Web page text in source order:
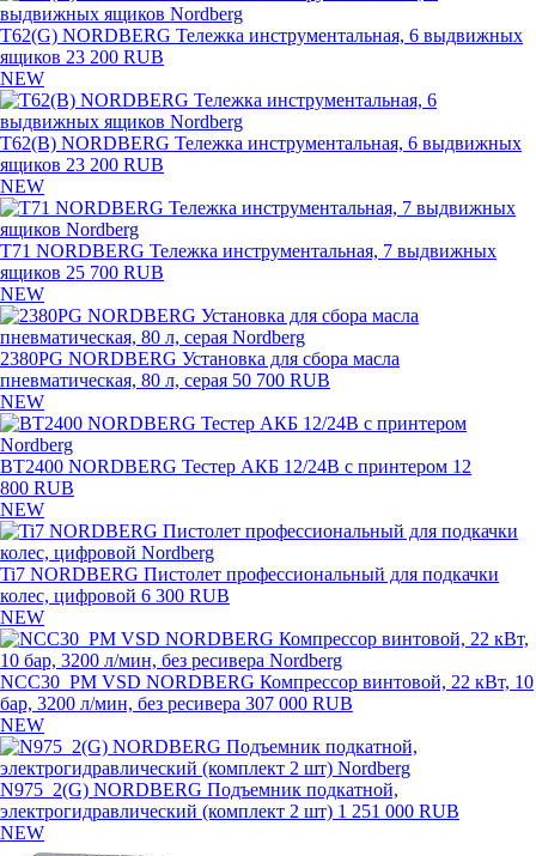
T62(G) NORDBERG Тележка инструментальная, 6 выдвижных
ящиков 23 200 RUB
NEW
T62(B) NORDBERG Тележка инструментальная, 6 выдвижных
ящиков 23 200 RUB
NEW
T71 NORDBERG Тележка инструментальная, 7 выдвижных
ящиков 25 700 RUB
NEW
2380PG NORDBERG Установка для сбора масла
пневматическая, 80 л, серая 50 700 RUB
NEW
BT2400 NORDBERG Тестер АКБ 12/24В с принтером 12
800 RUB
NEW
Ti7 NORDBERG Пистолет профессиональный для подкачки
колес, цифровой 6 300 RUB
NEW
NCC30_PM VSD NORDBERG Компрессор винтовой, 22 кВт, 10
бар, 3200 л/мин, без ресивера 307 000 RUB
NEW
N975_2(G) NORDBERG Подъемник подкатной,
электрогидравлический (комплект 2 шт) 1 251 000 RUB
NEW